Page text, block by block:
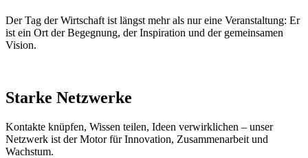
Der Tag der Wirtschaft ist längst mehr als nur eine Veranstaltung: Er
ist ein Ort der Begegnung, der Inspiration und der gemeinsamen
Vision.
Starke Netzwerke
Kontakte knüpfen, Wissen teilen, Ideen verwirklichen – unser
Netzwerk ist der Motor für Innovation, Zusammenarbeit und
Wachstum.